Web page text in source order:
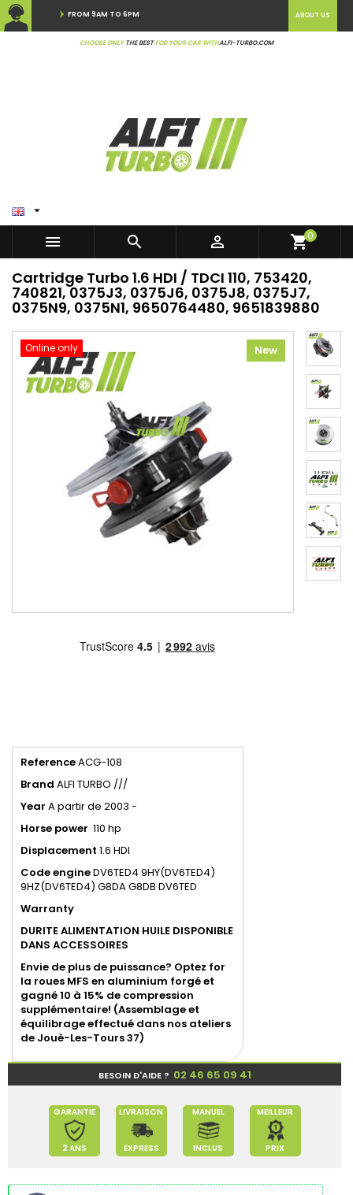
FROM 9AM TO 6PM
CHOOSE ONLYTHE BESTFOR YOUR CAR WITHALFI-TURBO.COM
ABOUT US

   shopping_cart0
Cartridge Turbo 1.6 HDI / TDCI 110, 753420,
740821, 0375J3, 0375J6, 0375J8, 0375J7,
0375N9, 0375N1, 9650764480, 9651839880
Online only New
ReferenceACG-108
Brand ALFI TURBO ///
Year A partir de 2003 -
Horse power 110 hp
Displacement 1.6 HDI
CodeengineDV6TED4 9HY(DV6TED4)
9HZ(DV6TED4) G8DA G8DB DV6TED
Warranty
DURITE ALIMENTATION HUILE DISPONIBLE
DANS ACCESSOIRES
Envie de plus de puissance? Optez for
la roues MFS en aluminium forgé et
gagné 10 à 15% de compression
supplémentaire! (Assemblage et
équilibrage effectué dans nos ateliers
de Jouè-Les-Tours 37)
BESOIN D'AIDE ? 02 46 65 09 41
GARANTIE
2 ANS
LIVRAISON
EXPRESS
MANUEL
INCLUS
MEILLEUR
PRIX